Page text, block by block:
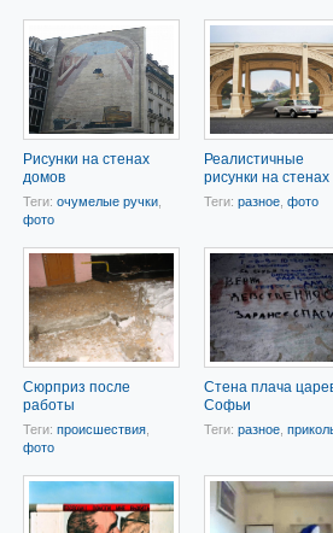
Рисунки на стенах
домов
Теги: очумелые ручки
фото
Реалистичные
рисунки на стенах
Теги: разное фото
Сюрприз после
работы
Теги: происшествия
фото
Стена плача
Софьи
Теги: разное